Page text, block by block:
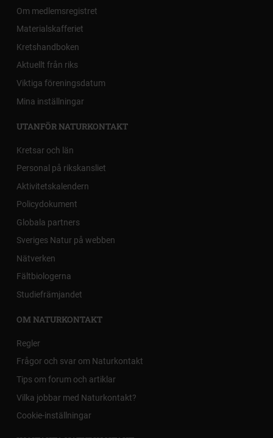
Om medlemsregistret
Materialskafferiet
Kretshandboken
Aktuellt från riks
Viktiga föreningsdatum
Mina inställningar
UTANFÖR NATURKONTAKT
Kretsar och län
Personal på rikskansliet
Aktivitetskalendern
Policydokument
Globala partners
Sveriges Natur på webben
Nätverken
Fältbiologerna
Studiefrämjandet
OM NATURKONTAKT
Regler
Frågor och svar om Naturkontakt
Tips om forum och artiklar
Vilka jobbar med Naturkontakt?
Cookie-inställningar